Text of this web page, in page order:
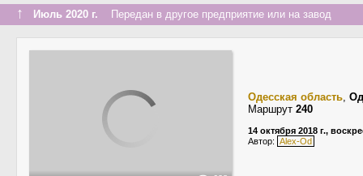
↑ Июль 2020 г. Передан в другое предприятие или на завод
Одесская область,
Маршрут 240
14 октября 2018 г.,
Автор: Alex-Od